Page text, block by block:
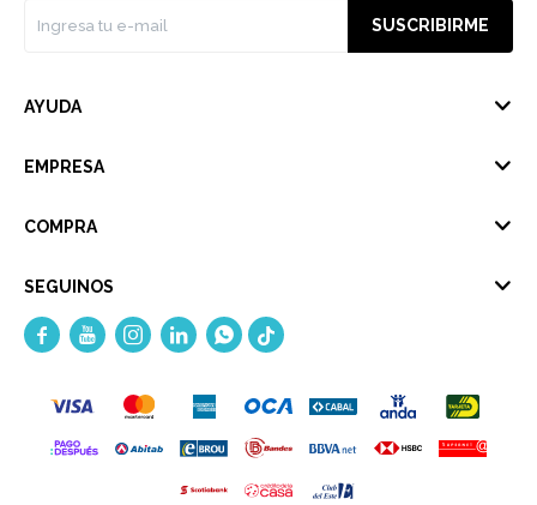
SUSCRIBIRME
AYUDA
EMPRESA
COMPRA
SEGUINOS
    